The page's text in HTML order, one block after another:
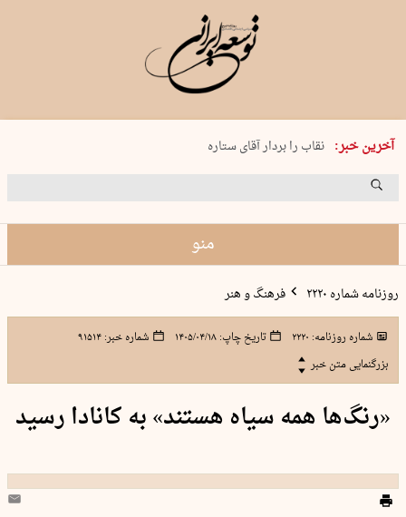
آخرین خبر:
پنجشنبه 15 مرداد 1405 شماره 2243
نقاب را بردار آقای ستاره
کدام فوتبال؟
منو
روزنامه شماره ۲۲۲۰ فرهنگ و هنر
شماره روزنامه: ۲۲۲۰ تاریخ چاپ:۱۴۰۵/۰۴/۱۸ شماره خبر:۹۱۵۱۴
بزرگنمایی متن خبر
«رنگ‌ها همه سیاه هستند» به کانادا رسید